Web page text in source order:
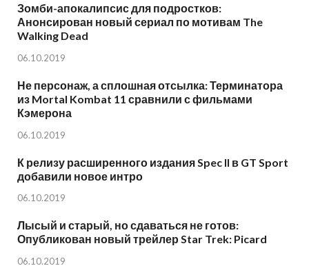
Зомби-апокалипсис для подростков:
Анонсирован новый сериал по мотивам The
Walking Dead
06.10.2019
Не персонаж, а сплошная отсылка: Терминатора
из Mortal Kombat 11 сравнили с фильмами
Кэмерона
06.10.2019
К релизу расширенного издания Spec II в GT Sport
добавили новое интро
06.10.2019
Лысый и старый, но сдаваться не готов:
Опубликован новый трейлер Star Trek: Picard
06.10.2019